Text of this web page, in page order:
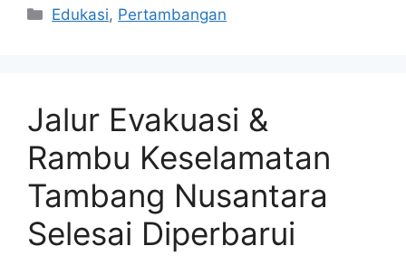
Kategori
Edukasi, Pertambangan
Jalur Evakuasi &
Rambu Keselamatan
Tambang Nusantara
Selesai Diperbarui